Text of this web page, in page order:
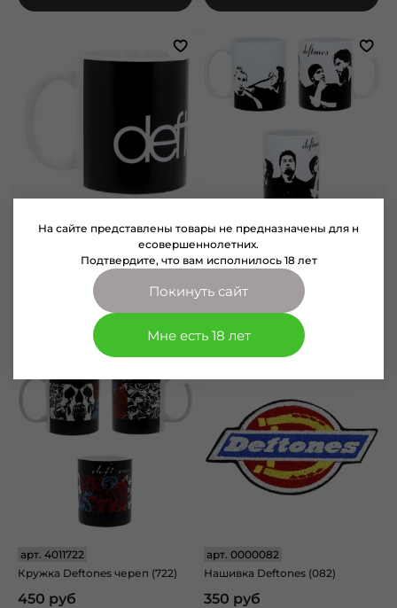
арт.4011721
Кружка Deftones White Pony
В корзину
арт.4011359
Кружка Deftones группа (359)
450 руб
В корзину
арт. 4011722
Кружка Deftones череп (722)
450 руб
арт.0000082
Нашивка Deftones (082)
350 руб
На сайте представлены товары не предназначены для н
есовершеннолетних.
Подтвердите, что вам исполнилось 18 лет
Покинуть сайт
Мне есть 18 лет